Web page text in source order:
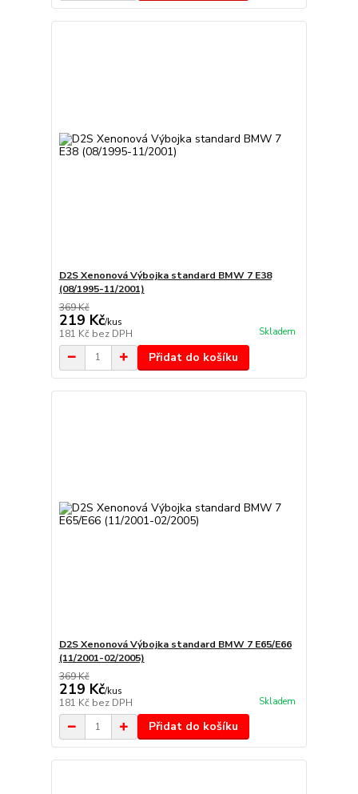
D2S Xenonová Výbojka standard BMW 7 E38
(08/1995-11/2001)
369 Kč
219 Kč/kus
181 Kč bez DPH Skladem
Přidat do košíku
D2S Xenonová Výbojka standard BMW 7 E65/E66
(11/2001-02/2005)
369 Kč
219 Kč/kus
181 Kč bez DPH Skladem
Přidat do košíku